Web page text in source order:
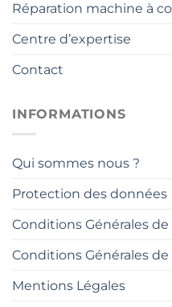
Réparation machine à
Centre d’expertise
Contact
INFORMATIONS
Qui sommes nous ?
Protection des données
Conditions Générales
Conditions Générales
Mentions Légales